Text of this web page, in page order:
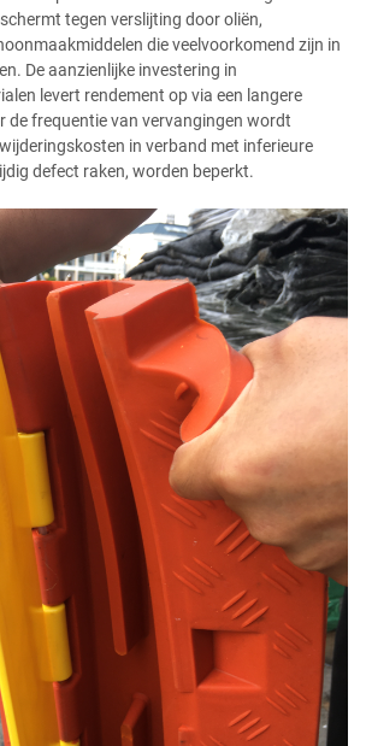
tegen verslijting door oliën,
die veelvoorkomend zijn in
De aanzienlijke investering in
levert rendement op via een langere
de frequentie van vervangingen wordt
in verband met inferieure
defect raken, worden beperkt.